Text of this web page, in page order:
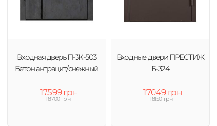
Входная дверь П-3К-503
Бетон антрацит/снежный
17599 грн
18700 грн
Входные двери ПРЕСТИЖ
Б-324
17049 грн
18150 грн